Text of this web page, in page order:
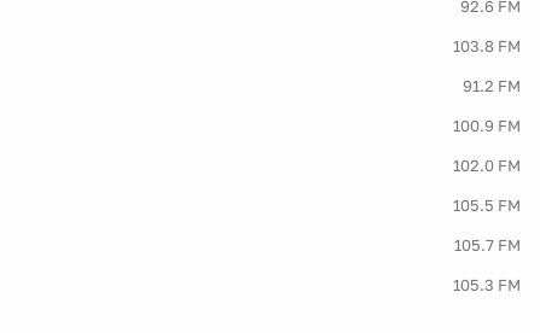
92.6 FM
103.8 FM
91.2 FM
100.9 FM
102.0 FM
105.5 FM
105.7 FM
105.3 FM